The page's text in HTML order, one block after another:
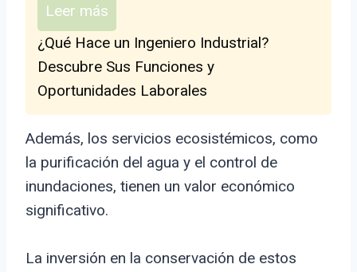
Leer más
¿Qué Hace un Ingeniero Industrial?
Descubre Sus Funciones y
Oportunidades Laborales
Además, los servicios ecosistémicos, como
la purificación del agua y el control de
inundaciones, tienen un valor económico
significativo.
La inversión en la conservación de estos